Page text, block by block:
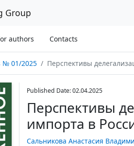
Group
authors Contacts
№ 01/2025 Перспективы делегализации
Published Date: 02.04.2025
Перспективы
импорта в
Сальникова Анастасия